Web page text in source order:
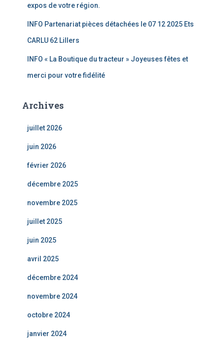
expos de votre région.
INFO Partenariat pièces détachées le 07 12 2025 Ets
CARLU 62 Lillers
INFO « La Boutique du tracteur » Joyeuses fêtes et
merci pour votre fidélité
Archives
juillet 2026
juin 2026
février 2026
décembre 2025
novembre 2025
juillet 2025
juin 2025
avril 2025
décembre 2024
novembre 2024
octobre 2024
janvier 2024